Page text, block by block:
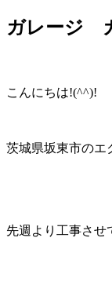
ガレージ
こんにちは!(^^)!
茨城県坂東市のエ
先週より工事させ